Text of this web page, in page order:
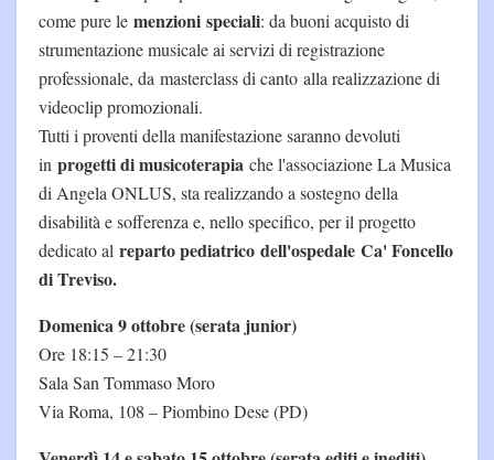
come pure le menzioni speciali: da buoni acquisto di
strumentazione musicale ai servizi di registrazione
professionale, da masterclass di canto alla realizzazione di
videoclip promozionali.
Tutti i proventi della manifestazione saranno devoluti
in progetti di musicoterapia che l'associazione La Musica
di Angela ONLUS, sta realizzando a sostegno della
disabilità e sofferenza e, nello specifico, per il progetto
dedicato al reparto pediatrico dell'ospedale Ca' Foncello
di Treviso.
Domenica 9 ottobre (serata junior)
Ore 18:15 – 21:30
Sala San Tommaso Moro
Via Roma, 108 – Piombino Dese (PD)